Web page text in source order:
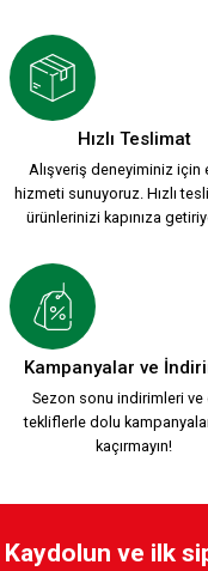
1.499,90 TL
HUMMEL 2026-2027
2.200,00 TL
HUMMEL 2026-2027
2.200,00 TL
KSK ARMA 1912 T-
Hızlı Teslimat
Alışveriş deneyiminiz için
hizmeti sunuyoruz. Hızlı
ürünlerinizi kapınıza
Kampanyalar ve
Sezon sonu indirimleri ve
tekliflerle dolu
kaçırmayın!
Kaydolun ve ilk